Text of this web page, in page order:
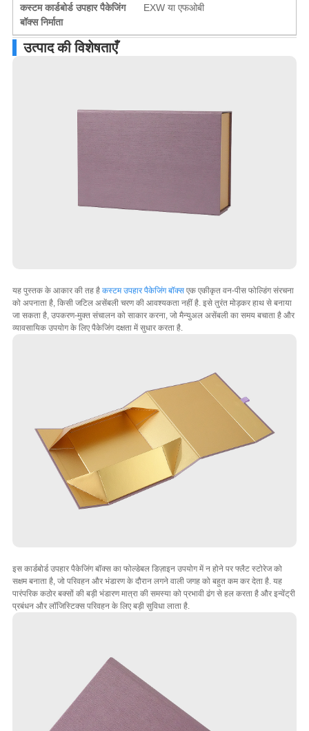
कस्टम कार्डबोर्ड उपहार पैकेजिंग
बॉक्स निर्माता
EXW या एफओबी
उत्पाद की विशेषताएँ
यह पुस्तक के आकार की तह है कस्टम उपहार पैकेजिंग बॉक्सएक एकीकृत वन-पीस फोल्डिंग संरचना
को अपनाता है, किसी जटिल असेंबली चरण की आवश्यकता नहीं है. इसे तुरंत मोड़कर हाथ से बनाया
जा सकता है, उपकरण-मुक्त संचालन को साकार करना, जो मैन्युअल असेंबली का समय बचाता है और
व्यावसायिक उपयोग के लिए पैकेजिंग दक्षता में सुधार करता है.
इस कार्डबोर्ड उपहार पैकेजिंग बॉक्स का फोल्डेबल डिज़ाइन उपयोग में न होने पर फ्लैट स्टोरेज को
सक्षम बनाता है, जो परिवहन और भंडारण के दौरान लगने वाली जगह को बहुत कम कर देता है. यह
पारंपरिक कठोर बक्सों की बड़ी भंडारण मात्रा की समस्या को प्रभावी ढंग से हल करता है और इन्वेंट्री
प्रबंधन और लॉजिस्टिक्स परिवहन के लिए बड़ी सुविधा लाता है.